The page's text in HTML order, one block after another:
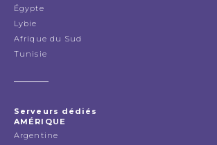
Égypte
Lybie
Afrique du Sud
Tunisie
Serveurs dédiés
AMÉRIQUE
Argentine